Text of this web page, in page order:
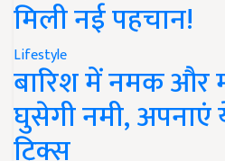
मिली नई पहचान!
Lifestyle
बारिश में नमक और
घुसेगी नमी,
ट्रिक्स